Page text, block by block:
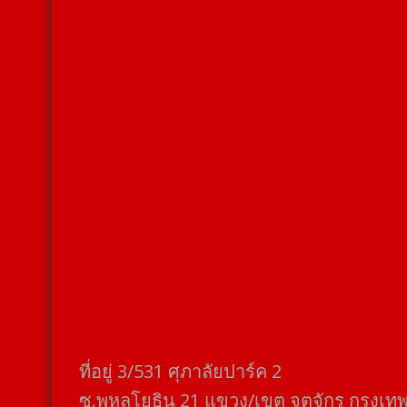
ที่อยู่​ 3/531​ ศุภาลัยปาร์ค​ 2
ซ.พหลโยธิน​ 21​ แขวง/เขต​ จตุจักร​ กรุงเท